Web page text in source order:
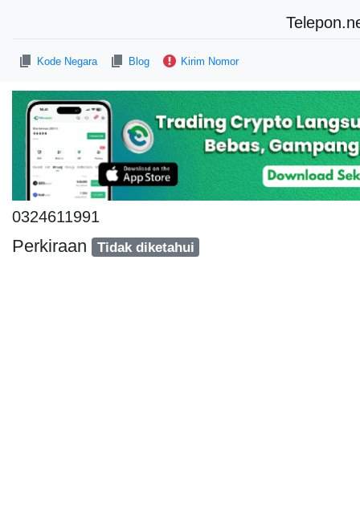
Kode Negara Blog Kirim Nomor
0324611991
Perkiraan Tidak diketahui